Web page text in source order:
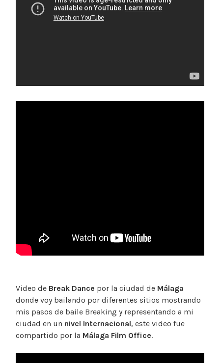
Video de Break Dance por la ciudad de Málaga
donde voy bailando por diferentes sitios mostrando
mis pasos de baile Breaking y representando a mi
ciudad en un nivel Internacional, este video fue
compartido por la Málaga Film Office.